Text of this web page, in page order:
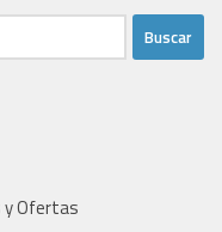
y Ofertas